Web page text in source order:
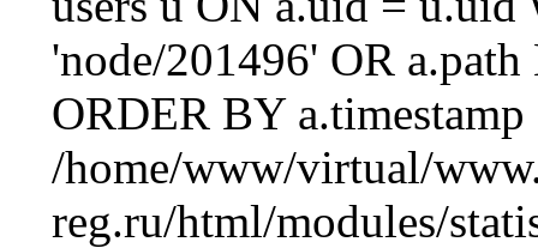
'node/201496' OR
ORDER BY
/home/www/virtual/
reg.ru/html/modules/